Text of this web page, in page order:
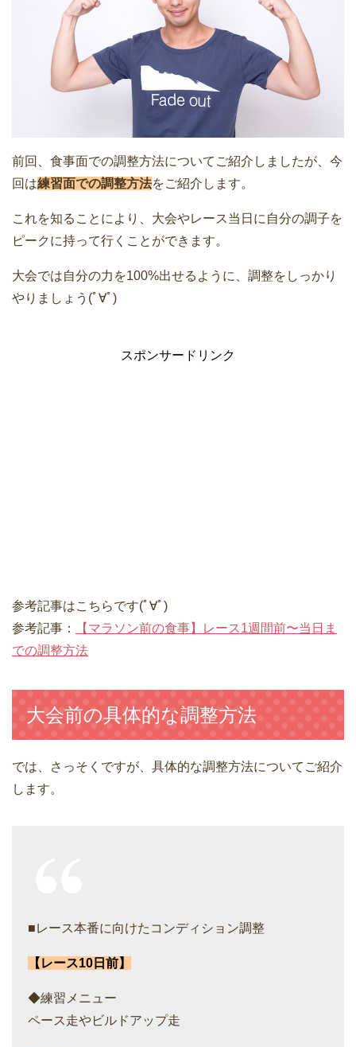
前回、食事面での調整方法についてご紹介しましたが、今
回は練習面での調整方法をご紹介します。
これを知ることにより、大会やレース当日に自分の調子を
ピークに持って行くことができます。
大会では自分の力を100%出せるように、調整をしっかり
やりましょう(ﾟ∀ﾟ)
スポンサードリンク
参考記事はこちらです(ﾟ∀ﾟ)
参考記事：
【マラソン前の食事】レース1週間前〜当日ま
での調整方法
大会前の具体的な調整方法
では、さっそくですが、具体的な調整方法についてご紹介
します。
■レース本番に向けたコンディション調整
【レース10日前】
◆練習メニュー
ペース走やビルドアップ走